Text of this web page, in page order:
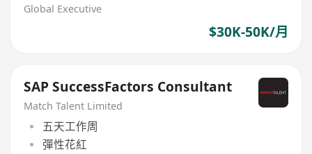
Global Executive
$30K-50K/月
SAP SuccessFactors Consultant
Match Talent Limited
五天工作周
彈性花紅